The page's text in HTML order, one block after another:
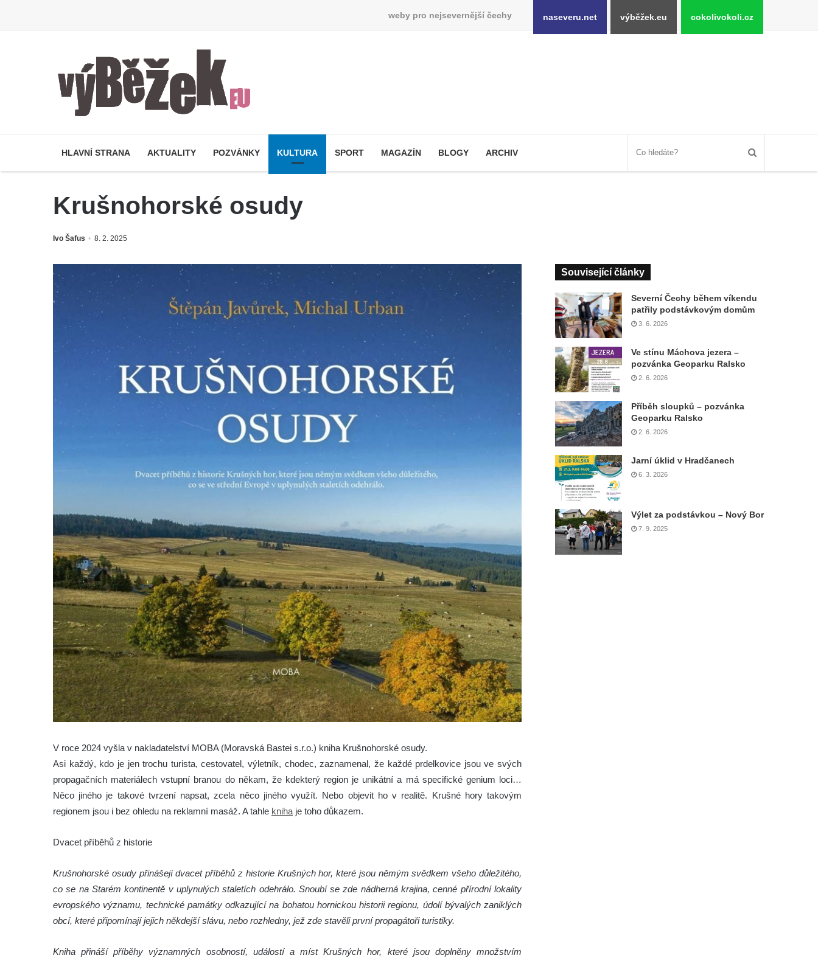
weby pro nejsevernější čechy naseveru.net výběžek.eu cokolivokoli.cz
HLAVNÍ STRANA AKTUALITY POZVÁNKY KULTURA SPORT MAGAZÍN BLOGY ARCHIV
Krušnohorské osudy
Ivo Šafus 8. 2. 2025
V roce 2024 vyšla v nakladatelství MOBA (Moravská Bastei s.r.o.) kniha Krušnohorské osudy.
Asi každý, kdo je jen trochu turista, cestovatel, výletník, chodec, zaznamenal, že každé prdelkovice jsou ve svých
propagačních materiálech vstupní branou do někam, že kdekterý region je unikátní a má specifické genium loci…
Něco jiného je takové tvrzení napsat, zcela něco jiného využít. Nebo objevit ho v realitě. Krušné hory takovým
regionem jsou i bez ohledu na reklamní masáž. A tahle kniha je toho důkazem.
Dvacet příběhů z historie
Krušnohorské osudy přinášejí dvacet příběhů z historie Krušných hor, které jsou němým svědkem všeho důležitého,
co se na Starém kontinentě v uplynulých staletích odehrálo. Snoubí se zde nádherná krajina, cenné přírodní lokality
evropského významu, technické památky odkazujícína bohatou hornickou historii regionu, údolí bývalých zaniklých
obcí, které připomínají jejich někdejší slávu, nebo rozhledny, jež zde stavěli první propagátoři turistiky.
Kniha přináší příběhy významných osobností, událostí a míst Krušných hor, které jsou doplněny množstvím
Související články
Severní Čechy během víkendu
patřily podstávkovým domům
3. 6. 2026
Ve stínu Máchova jezera –
pozvánka Geoparku Ralsko
2. 6. 2026
Příběh sloupků – pozvánka
Geoparku Ralsko
2. 6. 2026
Jarní úklid v Hradčanech
6. 3. 2026
Výlet za podstávkou – Nový Bor
7. 9. 2025